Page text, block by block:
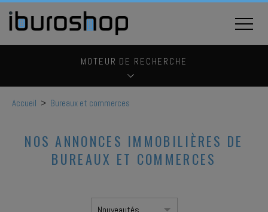
MOTEUR DE RECHERCHE
Accueil > Bureaux et commerces
NOS ANNONCES IMMOBILIÈRES DE
BUREAUX ET COMMERCES